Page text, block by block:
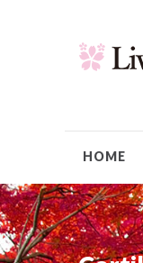
HOME